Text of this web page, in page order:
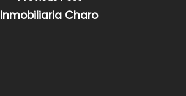
Inmobiliaria Charo